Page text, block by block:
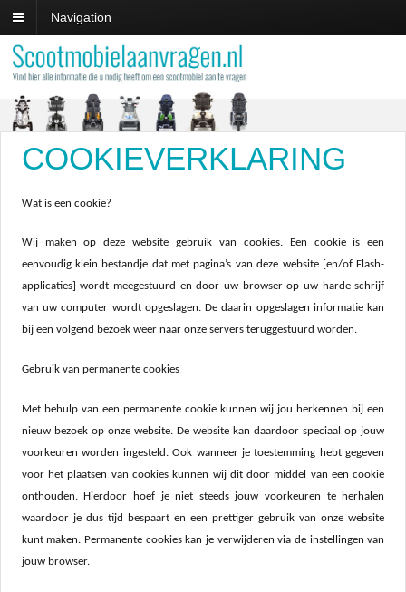
Navigation
COOKIEVERKLARING
Wat is een cookie?
Wij maken op deze website gebruik van cookies. Een cookie is een
eenvoudig klein bestandje dat met pagina’s van deze website [en/of Flash-
applicaties] wordt meegestuurd en door uw browser op uw harde schrijf
van uw computer wordt opgeslagen. De daarin opgeslagen informatie kan
bij een volgend bezoek weer naar onze servers teruggestuurd worden.
Gebruik van permanente cookies
Met behulp van een permanente cookie kunnen wij jou herkennen bij een
nieuw bezoek op onze website. De website kan daardoor speciaal op jouw
voorkeuren worden ingesteld. Ook wanneer je toestemming hebt gegeven
voor het plaatsen van cookies kunnen wij dit door middel van een cookie
onthouden. Hierdoor hoef je niet steeds jouw voorkeuren te herhalen
waardoor je dus tijd bespaart en een prettiger gebruik van onze website
kunt maken. Permanente cookies kan je verwijderen via de instellingen van
jouw browser.